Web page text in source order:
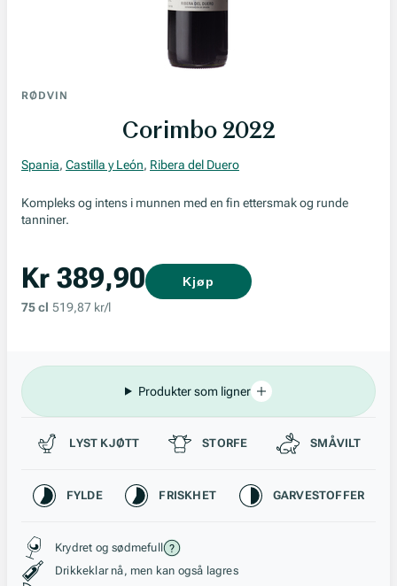
RØDVIN
Corimbo 2022
Spania, Castilla y León, Ribera del Duero
Kompleks og intens i munnen med en fin ettersmak og runde
tanniner.
Kr 389,90
75 cl 519,87 kr/l
Kjøp
Produkter som ligner
Passer til
LYST KJØTT STORFE SMÅVILT
Karakteristikk
FYLDE FRISKHET GARVESTOFFER
Stil, lagring og råstoff
Krydret og sødmefull
Drikkeklar nå, men kan også lagres